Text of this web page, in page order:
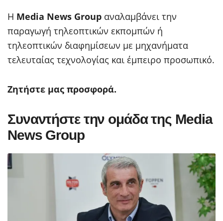
Η Media News Group αναλαμβάνει την
παραγωγή τηλεοπτικών εκπομπών ή
τηλεοπτικών διαφημίσεων με μηχανήματα
τελευταίας τεχνολογίας και έμπειρο προσωπικό.
Ζητήστε μας προσφορά.
Συναντήστε την ομάδα της Media
News Group​​​